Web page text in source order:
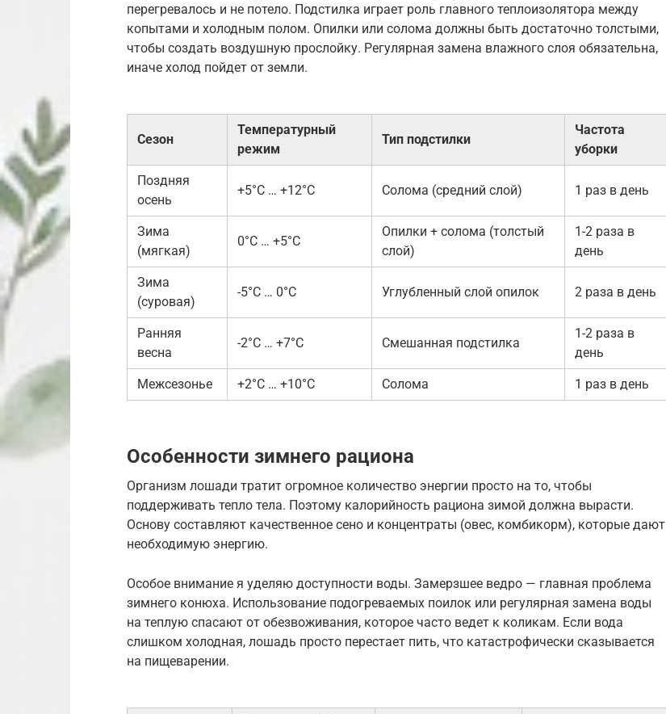
перегревалось и не потело. Подстилка играет роль главного теплоизолятора между
копытами и холодным полом. Опилки или солома должны быть достаточно толстыми,
чтобы создать воздушную прослойку. Регулярная замена влажного слоя обязательна,
иначе холод пойдет от земли.
Сезон
Температурный
режим
Тип подстилки
Частота
уборки
Поздняя
осень
+5°C … +12°C Солома (средний слой) 1 раз в день
Зима
(мягкая)
0°C … +5°C
Опилки + солома (толстый
слой)
1-2 раза в
день
Зима
(суровая)
-5°C … 0°C Углубленный слой опилок 2 раза в день
Ранняя
весна
-2°C … +7°C Смешанная подстилка
1-2 раза в
день
Межсезонье +2°C … +10°C Солома 1 раз в день
Особенности зимнего рациона
Организм лошади тратит огромное количество энергии просто на то, чтобы
поддерживать тепло тела. Поэтому калорийность рациона зимой должна вырасти.
Основу составляют качественное сено и концентраты (овес, комбикорм), которые дают
необходимую энергию.
Особое внимание я уделяю доступности воды. Замерзшее ведро — главная проблема
зимнего конюха. Использование подогреваемых поилок или регулярная замена воды
на теплую спасают от обезвоживания, которое часто ведет к коликам. Если вода
слишком холодная, лошадь просто перестает пить, что катастрофически сказывается
на пищеварении.